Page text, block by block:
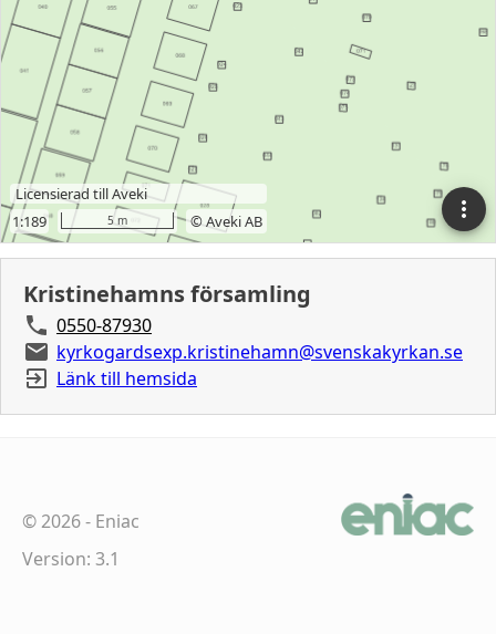
Kristinehamns församling
0550-87930
kyrkogardsexp.kristinehamn@svenskakyrkan.se
Länk till hemsida
©2026- Eniac
Version: 3.1